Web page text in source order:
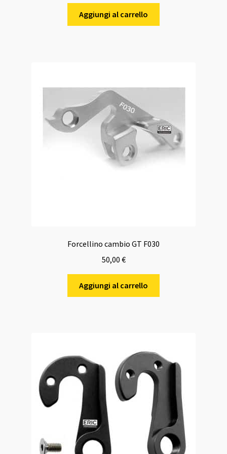
Aggiungi al carrello
Forcellino cambio GT F030
50,00 €
Aggiungi al carrello